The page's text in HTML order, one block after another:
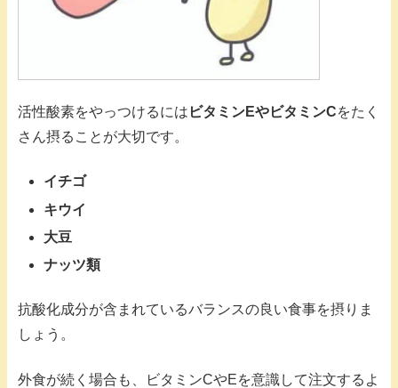
活性酸素をやっつけるには ビタミンEやビタミンCをたく
さん摂ることが大切です。
イチゴ
キウイ
大豆
ナッツ類
抗酸化成分が含まれているバランスの良い食事を摂りま
しょう。
外食が続く場合も、ビタミンCやEを意識して注文するよ